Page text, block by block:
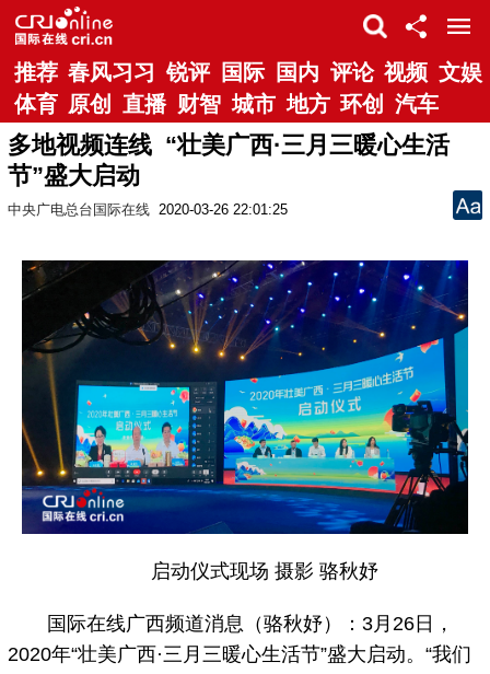
推荐 春风习习 锐评 国际 国内 评论 视频 文娱
体育 原创 直播 财智 城市 地方 环创 汽车
多地视频连线 “壮美广西·三月三暖心生活
节”盛大启动
中央广电总台国际在线 2020-03-26 22:01:25
启动仪式现场 摄影 骆秋妤
国际在线广西频道消息（骆秋妤）：3月26日，
2020年“壮美广西·三月三暖心生活节”盛大启动。“我们